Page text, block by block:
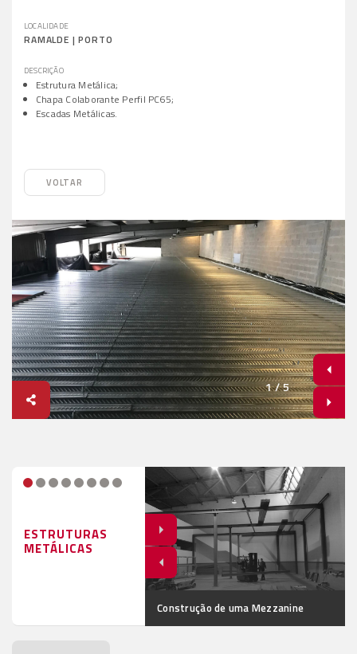
LOCALIDADE
RAMALDE | PORTO
DESCRIÇÃO
Estrutura Metálica;
Chapa Colaborante Perfil PC65;
Escadas Metálicas.
VOLTAR
1/5
ESTRUTURAS
METÁLICAS
Construção de uma Mezzanine